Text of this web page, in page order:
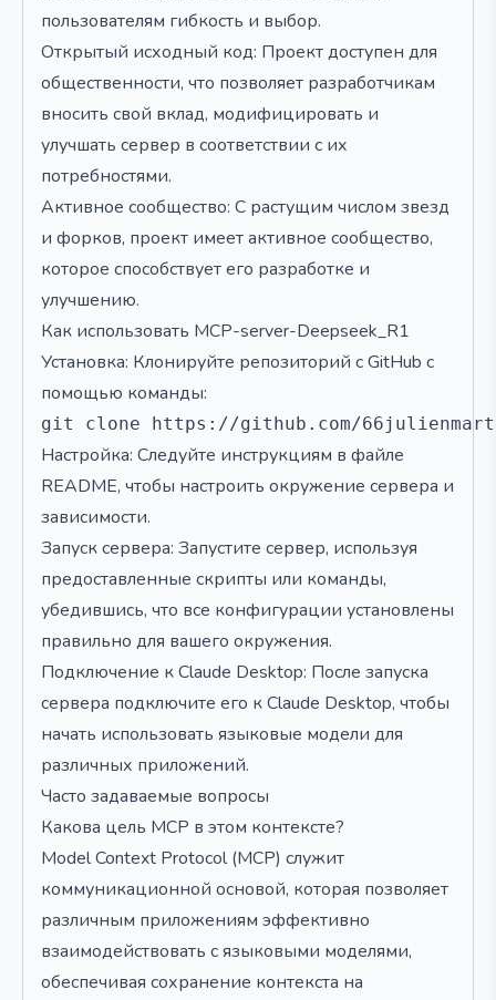
пользователям гибкость и выбор.
Открытый исходный код: Проект доступен для
общественности, что позволяет разработчикам
вносить свой вклад, модифицировать и
улучшать сервер в соответствии с их
потребностями.
Активное сообщество: С растущим числом звезд
и форков, проект имеет активное сообщество,
которое способствует его разработке и
улучшению.
Как использовать MCP-server-Deepseek_R1
Установка: Клонируйте репозиторий с GitHub с
помощью команды:
Настройка: Следуйте инструкциям в файле
README, чтобы настроить окружение сервера и
зависимости.
Запуск сервера: Запустите сервер, используя
предоставленные скрипты или команды,
убедившись, что все конфигурации установлены
правильно для вашего окружения.
Подключение к Claude Desktop: После запуска
сервера подключите его к Claude Desktop, чтобы
начать использовать языковые модели для
различных приложений.
Часто задаваемые вопросы
Какова цель MCP в этом контексте?
Model Context Protocol (MCP) служит
коммуникационной основой, которая позволяет
различным приложениям эффективно
взаимодействовать с языковыми моделями,
обеспечивая сохранение контекста на